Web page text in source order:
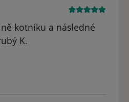
kotníku a následné
K.